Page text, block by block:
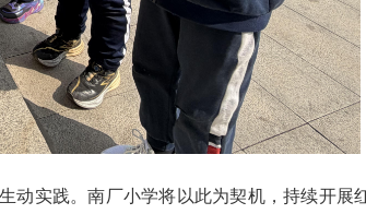
动实践。南厂小学将以此为契机，持续开展